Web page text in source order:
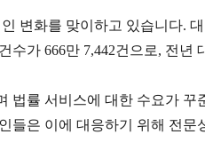
변화를 맞이하고 있습니다.
수가 666만 7,442건으로, 전년
법률 서비스에 대한 수요가
들은 이에 대응하기 위해 전문